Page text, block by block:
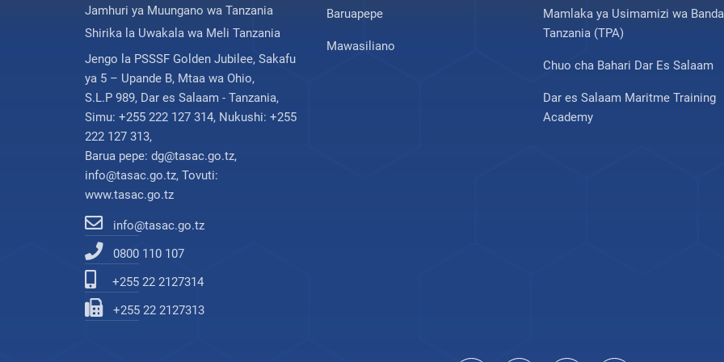
Jamhuri ya Muungano wa Tanzania
Shirika la Uwakala wa Meli Tanzania
Jengo la PSSSF Golden Jubilee, Sakafu
ya 5 – Upande B, Mtaa wa Ohio,
S.L.P 989, Dar es Salaam - Tanzania,
Simu: +255 222 127 314, Nukushi: +255
222 127 313,
Barua pepe: dg@tasac.go.tz,
info@tasac.go.tz, Tovuti:
www.tasac.go.tz
info@tasac.go.tz
0800 110 107
+255 22 2127314
+255 22 2127313
Baruapepe
Mawasiliano
Mamlaka ya Usimamizi wa
Tanzania (TPA)
Chuo cha Bahari Dar Es Salaam
Dar es Salaam Maritme Training
Academy